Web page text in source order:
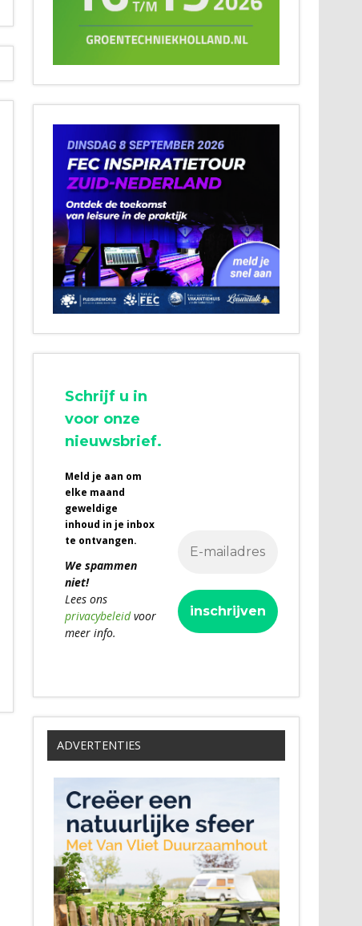
Schrijf u in
voor onze
nieuwsbrief.
Meld je aan om
elke maand
geweldige
inhoud in je inbox
te ontvangen.
We spammen
niet!
Lees ons
privacybeleidvoor
meer info.
ADVERTENTIES